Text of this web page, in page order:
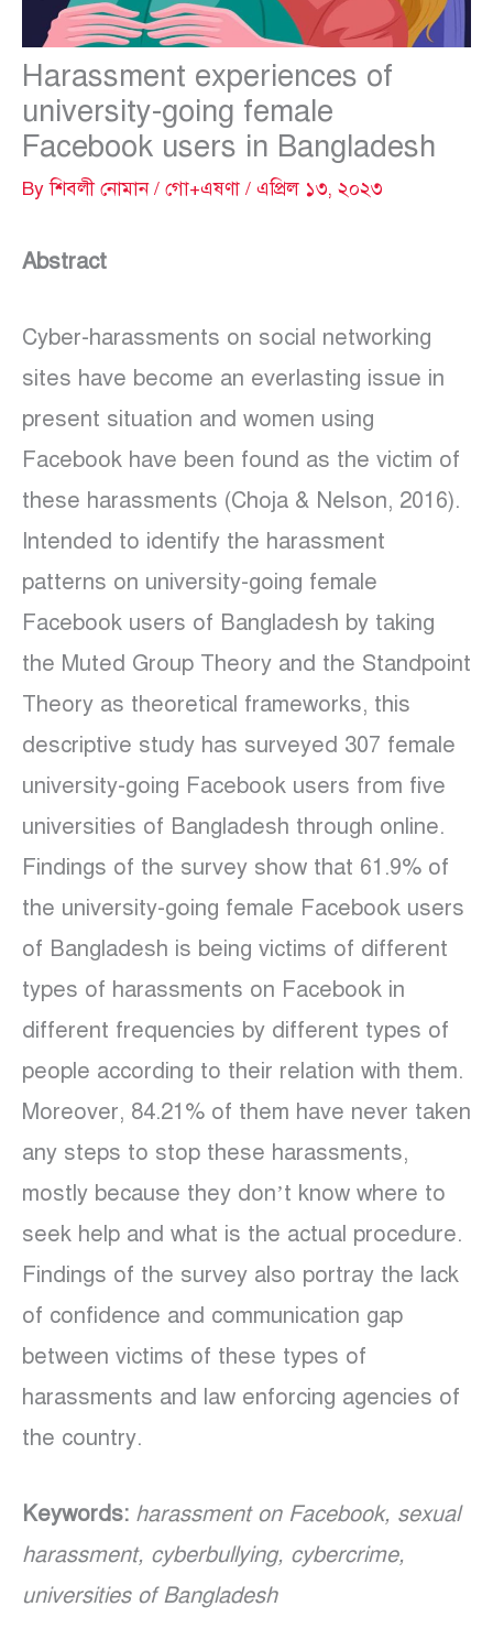
Harassment experiences of
university-going female
Facebook users in Bangladesh
Byশিবলী নোমান/ গো+এষণা / এপ্রিল ১৩, ২০২৩
Abstract
Cyber-harassments on social networking
sites have become an everlasting issue in
present situation and women using
Facebook have been found as the victim of
these harassments (Choja & Nelson, 2016).
Intended to identify the harassment
patterns on university-going female
Facebook users of Bangladesh by taking
the Muted Group Theory and the Standpoint
Theory as theoretical frameworks, this
descriptive study has surveyed 307 female
university-going Facebook users from five
universities of Bangladesh through online.
Findings of the survey show that 61.9% of
the university-going female Facebook users
of Bangladesh is being victims of different
types of harassments on Facebook in
different frequencies by different types of
people according to their relation with them.
Moreover, 84.21% of them have never taken
any steps to stop these harassments,
mostly because they don’t know where to
seek help and what is the actual procedure.
Findings of the survey also portray the lack
of confidence and communication gap
between victims of these types of
harassments and law enforcing agencies of
the country.
Keywords: harassment on Facebook, sexual
harassment, cyberbullying, cybercrime,
universities of Bangladesh